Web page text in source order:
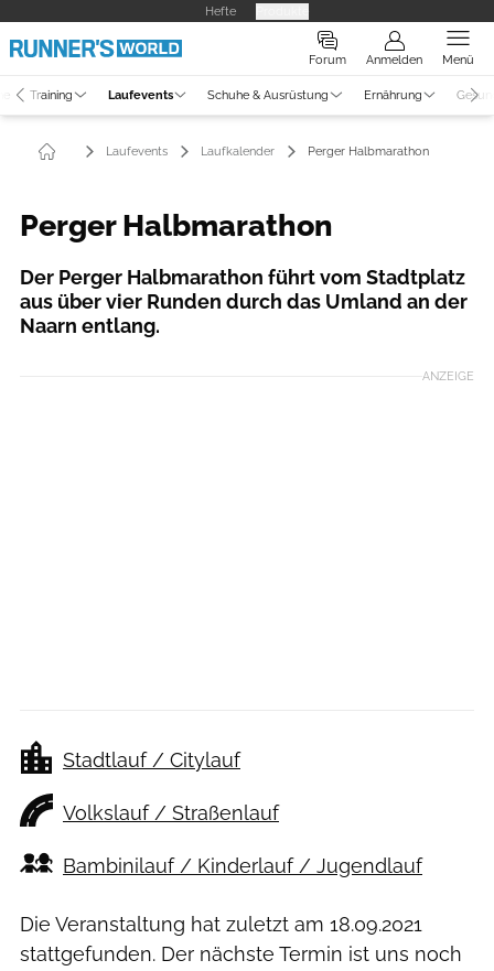
Hefte
Forum Anmelden Menü
Training Laufevents Schuhe & Ausrüstung Ernährung
Laufevents Laufkalender Perger Halbmarathon
Perger Halbmarathon
Der Perger Halbmarathon führt vom Stadtplatz
aus über vier Runden durch das Umland an der
Naarn entlang.
ANZEIGE
Stadtlauf / Citylauf
Volkslauf / Straßenlauf
Bambinilauf / Kinderlauf / Jugendlauf
Die Veranstaltung hat zuletzt am 18.09.2021
stattgefunden. Der nächste Termin ist uns noch